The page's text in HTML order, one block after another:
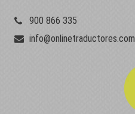
900 866 335
info@onlinetraductores.com